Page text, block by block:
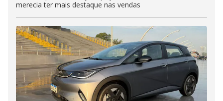
merecia ter mais destaque nas vendas